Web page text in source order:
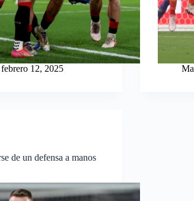
febrero 12, 2025
de un defensa a manos